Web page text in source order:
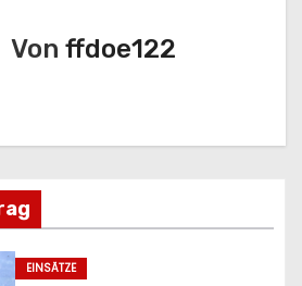
Von ffdoe122
EINSÄTZE